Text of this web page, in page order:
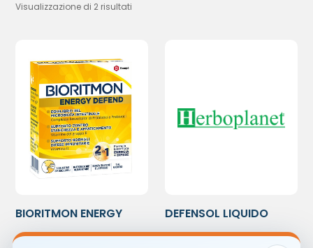
Visualizzazione di 2 risultati
BIORITMON ENERGY
DEFEND 14BUST
DEFENSOL LIQUIDO
50ML